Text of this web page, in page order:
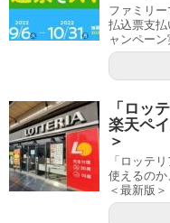
ファミリ
払込票支
ャンペー
「ロッ
楽天ペ
＞
「ロッテ
使えるのか
＜最新版